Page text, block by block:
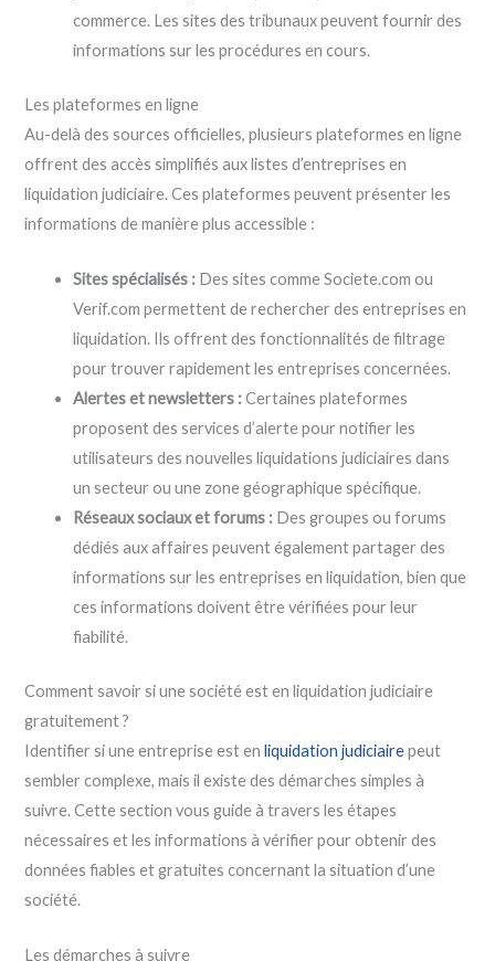
commerce. Les sites des tribunaux peuvent fournir des
informations sur les procédures en cours.
Les plateformes en ligne
Au-delà des sources officielles, plusieurs plateformes en ligne
offrent des accès simplifiés aux listes d’entreprises en
liquidation judiciaire. Ces plateformes peuvent présenter les
informations de manière plus accessible :
Sites spécialisés : Des sites comme Societe.com ou
Verif.com permettent de rechercher des entreprises en
liquidation. Ils offrent des fonctionnalités de filtrage
pour trouver rapidement les entreprises concernées.
Alertes et newsletters :Certaines plateformes
proposent des services d’alerte pour notifier les
utilisateurs des nouvelles liquidations judiciaires dans
un secteur ou une zone géographique spécifique.
Réseaux sociaux et forums : Des groupes ou forums
dédiés aux affaires peuvent également partager des
informations sur les entreprises en liquidation, bien que
ces informations doivent être vérifiées pour leur
fiabilité.
Comment savoir si une société est en liquidation judiciaire
gratuitement ?
Identifier si une entreprise est enliquidation judiciairepeut
sembler complexe, mais il existe des démarches simples à
suivre. Cette section vous guide à travers les étapes
nécessaires et les informations à vérifier pour obtenir des
données fiables et gratuites concernant la situation d’une
société.
Les démarches à suivre